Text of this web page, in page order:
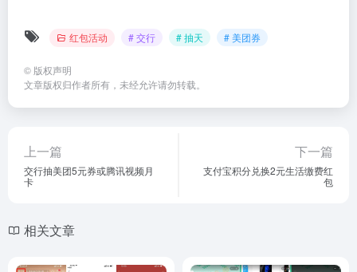
红包活动 # 交行 # 抽天 # 美团券
© 版权声明
文章版权归作者所有，未经允许请勿转载。
上一篇
交行抽美团5元券或腾讯视频月
卡
下一篇
支付宝积分兑换2元生活缴费红
包
相关文章